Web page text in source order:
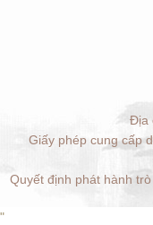
Địa
Giấy phép cung cấp
Quyết định phát hành
"